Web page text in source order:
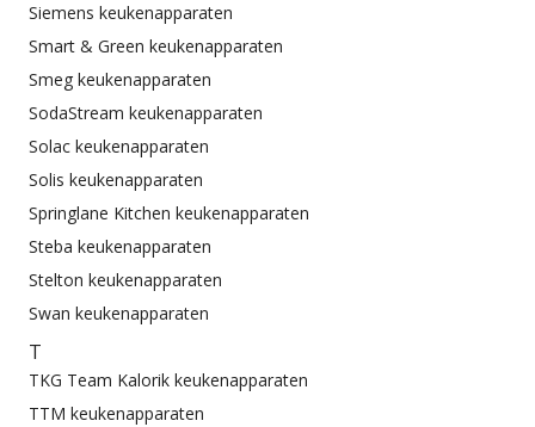
Siemens keukenapparaten
Smart & Green keukenapparaten
Smeg keukenapparaten
SodaStream keukenapparaten
Solac keukenapparaten
Solis keukenapparaten
Springlane Kitchen keukenapparaten
Steba keukenapparaten
Stelton keukenapparaten
Swan keukenapparaten
T
TKG Team Kalorik keukenapparaten
TTM keukenapparaten